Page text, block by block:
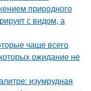
природного
с видом, а
чаще всего
ожидание не
изумрудная